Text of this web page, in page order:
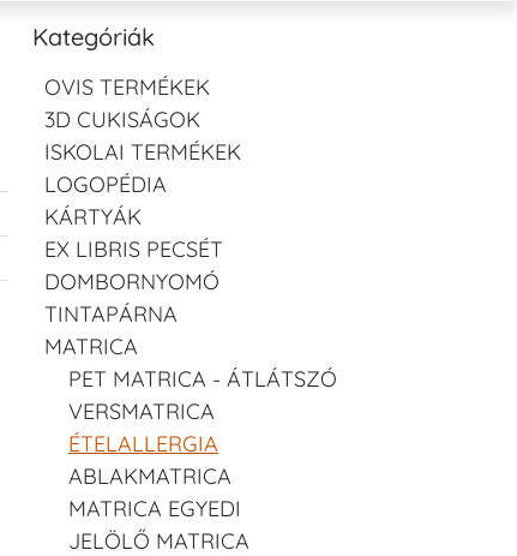
Kategóriák
OVIS TERMÉKEK
3D CUKISÁGOK
ISKOLAI TERMÉKEK
LOGOPÉDIA
KÁRTYÁK
EX LIBRIS PECSÉT
DOMBORNYOMÓ
TINTAPÁRNA
MATRICA
PET MATRICA - ÁTLÁTSZÓ
VERSMATRICA
ÉTELALLERGIA
ABLAKMATRICA
MATRICA EGYEDI
JELÖLŐ MATRICA